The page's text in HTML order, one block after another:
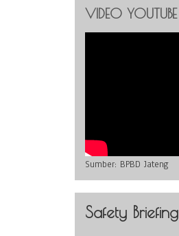
VIDEO YOUTUBE
Sumber: BPBD Jateng
Safety Briefing